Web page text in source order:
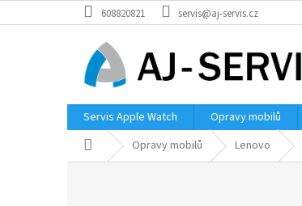
na
608820821 servis@aj-servis.cz
Servis Apple Watch Opravy mobilů
Domů Opravy mobilů Lenovo